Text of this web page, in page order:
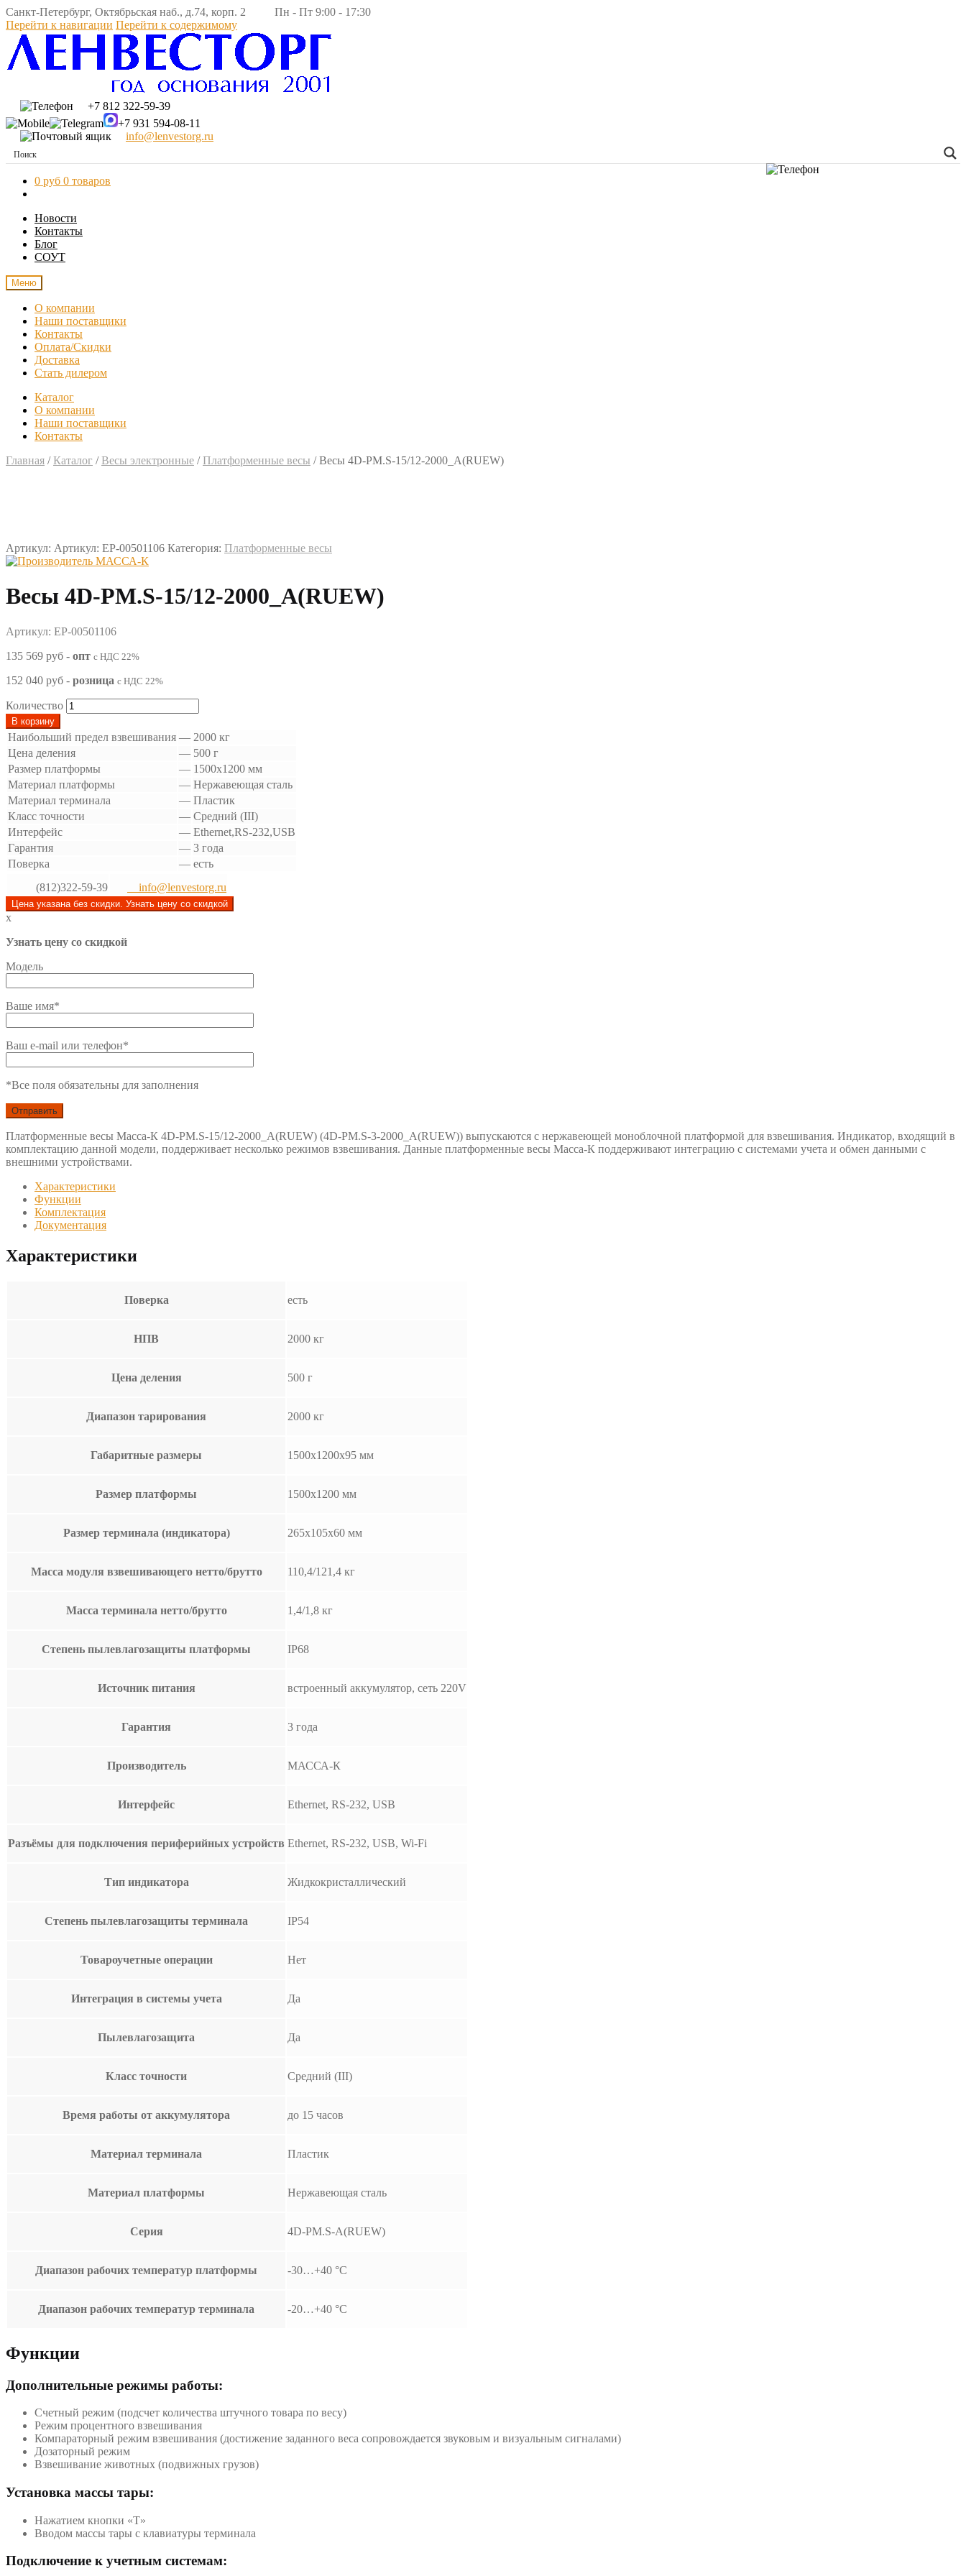
Санкт-Петербург, Октябрьская наб., д.74, корп. 2 Пн - Пт 9:00 - 17:30
Перейти к навигации Перейти к содержимому
+7 812 322-59-39
+7 931 594-08-11
info@lenvestorg.ru
0 руб 0 товаров
Новости
Контакты
Блог
СОУТ
Меню
О компании
Наши поставщики
Контакты
Оплата/Скидки
Доставка
Стать дилером
Каталог
О компании
Наши поставщики
Контакты
Главная / Каталог / Весы электронные / Платформенные весы /Весы 4D-PM.S-15/12-2000_A(RUEW)
Артикул: Артикул: EP-00501106 Категория: Платформенные весы
Весы 4D-PM.S-15/12-2000_A(RUEW)
Артикул: EP-00501106
135 569 руб - опт с НДС 22%
152 040 руб - розница с НДС 22%
Количество
В корзину
Наибольший предел взвешивания — 2000 кг
Цена деления
— 500 г
Размер платформы
— 1500х1200 мм
Материал платформы
— Нержавеющая сталь
Материал терминала
— Пластик
Класс точности
— Средний (III)
Интерфейс
— Ethernet,RS-232,USB
Гарантия
— 3 года
Поверка
— есть
(812)322-59-39
info@lenvestorg.ru
Цена указана без скидки. Узнать цену со скидкой
x
Узнать цену со скидкой
Модель
Ваше имя*
Ваш e-mail или телефон*
*Все поля обязательны для заполнения
Платформенные весы Масса-К 4D-PM.S-15/12-2000_A(RUEW) (4D-PM.S-3-2000_A(RUEW)) выпускаются с нержавеющей моноблочной платформой для взвешивания. Индикатор, входящий в
комплектацию данной модели, поддерживает несколько режимов взвешивания. Данные платформенные весы Масса-К поддерживают интеграцию с системами учета и обмен данными с
внешними устройствами.
Характеристики
Функции
Комплектация
Документация
Характеристики
Поверка есть
НПВ 2000 кг
Цена деления 500 г
Диапазон тарирования 2000 кг
Габаритные размеры 1500х1200х95 мм
Размер платформы 1500х1200 мм
Размер терминала (индикатора) 265x105x60 мм
Масса модуля взвешивающего нетто/брутто 110,4/121,4 кг
Масса терминала нетто/брутто 1,4/1,8 кг
Степень пылевлагозащиты платформы IP68
Источник питания встроенный аккумулятор, сеть 220V
Гарантия 3 года
Производитель МАССА-К
Интерфейс Ethernet, RS-232, USB
Разъёмы для подключения периферийных устройств Ethernet, RS-232, USB, Wi-Fi
Тип индикатора Жидкокристаллический
Степень пылевлагозащиты терминала IP54
Товароучетные операции Нет
Интеграция в системы учета Да
Пылевлагозащита Да
Класс точности Средний (III)
Время работы от аккумулятора до 15 часов
Материал терминала Пластик
Материал платформы Нержавеющая сталь
Серия 4D-PM.S-A(RUEW)
Диапазон рабочих температур платформы -30…+40 °С
Диапазон рабочих температур терминала -20…+40 °С
Функции
Дополнительные режимы работы:
Счетный режим (подсчет количества штучного товара по весу)
Режим процентного взвешивания
Компараторный режим взвешивания (достижение заданного веса сопровождается звуковым и визуальным сигналами)
Дозаторный режим
Взвешивание животных (подвижных грузов)
Установка массы тары:
Нажатием кнопки «T»
Вводом массы тары с клавиатуры терминала
Подключение к учетным системам: